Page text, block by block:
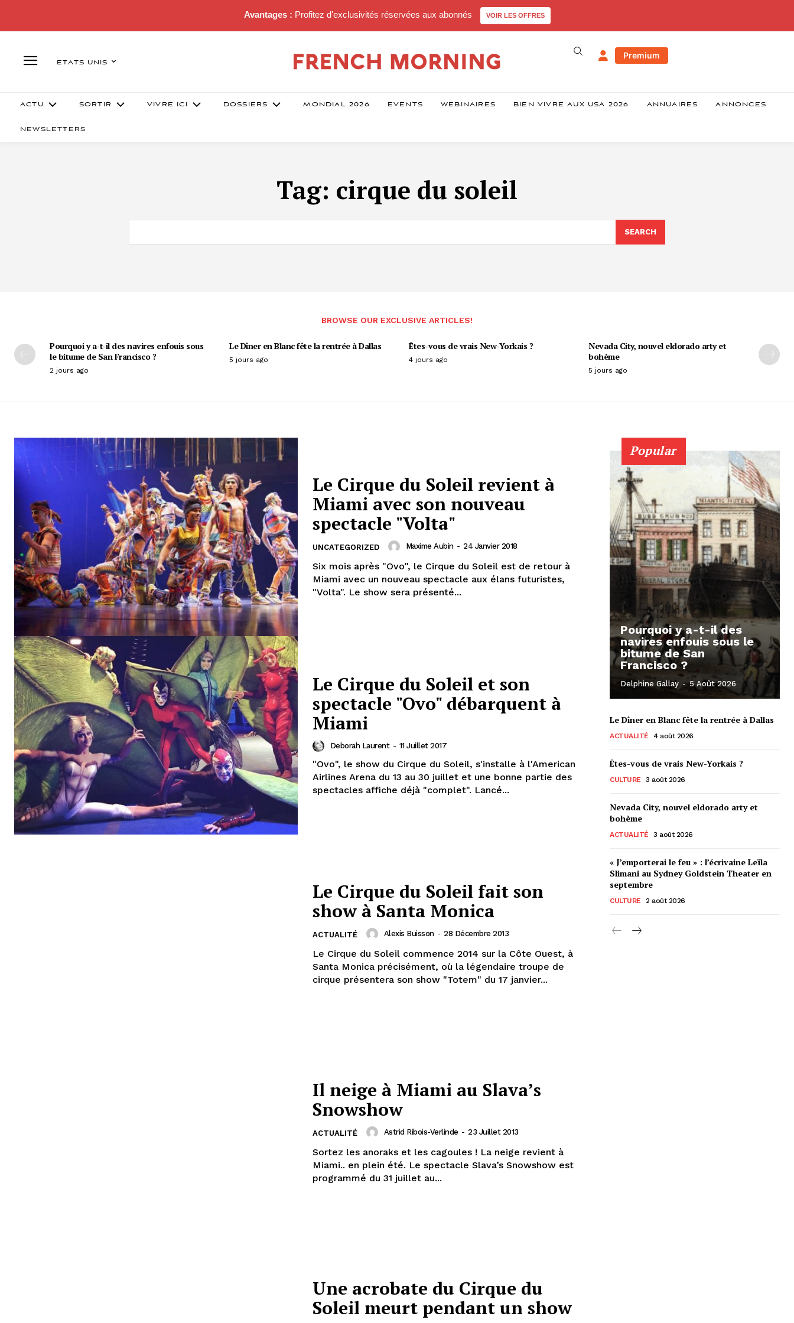
Avantages : Profitez d'exclusivités réservées aux abonnés VOIR LES OFFRES
ETATS UNIS
Premium
ACTU SORTIR VIVRE ICI DOSSIERS MONDIAL 2026 EVENTS WEBINAIRES BIEN VIVRE AUX USA 2026 ANNUAIRES ANNONCES
NEWSLETTERS
Tag: cirque du soleil
SEARCH
BROWSE OUR EXCLUSIVE ARTICLES!
Pourquoi y a-t-il des navires enfouis sous
le bitume de San Francisco ?
2 jours ago
Le Dîner en Blanc fête la rentrée à Dallas
5 jours ago
Êtes-vous de vrais New-Yorkais ?
4 jours ago
Nevada City, nouvel eldorado arty et
bohème
5 jours ago
Le Cirque du Soleil revient à
Miami avec son nouveau
spectacle "Volta"
UNCATEGORIZED Maxime Aubin - 24 Janvier 2018
Six mois après "Ovo", le Cirque du Soleil est de retour à
Miami avec un nouveau spectacle aux élans futuristes,
"Volta". Le show sera présenté...
Le Cirque du Soleil et son
spectacle "Ovo" débarquent à
Miami
Deborah Laurent - 11 Juillet 2017
"Ovo", le show du Cirque du Soleil, s'installe à l'American
Airlines Arena du 13 au 30 juillet et une bonne partie des
spectacles affiche déjà "complet". Lancé...
Le Cirque du Soleil fait son
show à Santa Monica
ACTUALITÉ Alexis Buisson - 28 Décembre 2013
Le Cirque du Soleil commence 2014 sur la Côte Ouest, à
Santa Monica précisément, où la légendaire troupe de
cirque présentera son show "Totem" du 17 janvier...
Il neige à Miami au Slava’s
Snowshow
ACTUALITÉ Astrid Ribois-Verlinde - 23 Juillet 2013
Sortez les anoraks et les cagoules ! La neige revient à
Miami.. en plein été. Le spectacle Slava’s Snowshow est
programmé du 31 juillet au...
Une acrobate du Cirque du
Soleil meurt pendant un show
Popular
Pourquoi y a-t-il des
navires enfouis sous le
bitume de San
Francisco ?
Delphine Gallay - 5 Août 2026
Le Dîner en Blanc fête la rentrée à Dallas
ACTUALITÉ 4 août 2026
Êtes-vous de vrais New-Yorkais ?
CULTURE 3 août 2026
Nevada City, nouvel eldorado arty et
bohème
ACTUALITÉ 3 août 2026
« J’emporterai le feu » : l’écrivaine Leïla
Slimani au Sydney Goldstein Theater en
septembre
CULTURE 2 août 2026